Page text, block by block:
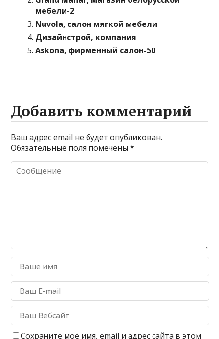
мебели-2
Nuvola, салон мягкой мебели
Дизайнстрой, компания
Askona, фирменный салон-50
Добавить комментарий
Ваш адрес email не будет опубликован.
Обязательные поля помечены*
Сохраните моё имя, email и адрес сайта в этом